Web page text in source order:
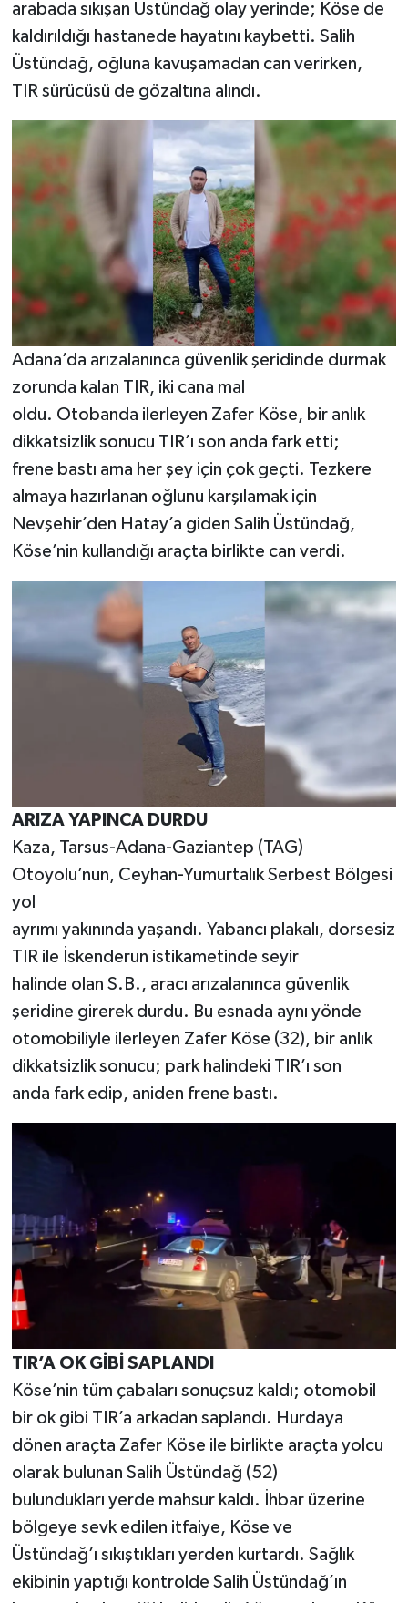
arabada sıkışan Üstündağ olay yerinde; Köse de
kaldırıldığı hastanede hayatını kaybetti. Salih
Üstündağ, oğluna kavuşamadan can verirken,
TIR sürücüsü de gözaltına alındı.
Adana’da arızalanınca güvenlik şeridinde durmak
zorunda kalan TIR, iki cana mal
oldu. Otobanda ilerleyen Zafer Köse, bir anlık
dikkatsizlik sonucu TIR’ı son anda fark etti;
frene bastı ama her şey için çok geçti. Tezkere
almaya hazırlanan oğlunu karşılamak için
Nevşehir’den Hatay’a giden Salih Üstündağ,
Köse’nin kullandığı araçta birlikte can verdi.
ARIZA YAPINCA DURDU
Kaza, Tarsus-Adana-Gaziantep (TAG)
Otoyolu’nun, Ceyhan-Yumurtalık Serbest Bölgesi
yol
ayrımı yakınında yaşandı. Yabancı plakalı, dorsesiz
TIR ile İskenderun istikametinde seyir
halinde olan S.B., aracı arızalanınca güvenlik
şeridine girerek durdu. Bu esnada aynı yönde
otomobiliyle ilerleyen Zafer Köse (32), bir anlık
dikkatsizlik sonucu; park halindeki TIR’ı son
anda fark edip, aniden frene bastı.
TIR’A OK GİBİ SAPLANDI
Köse’nin tüm çabaları sonuçsuz kaldı; otomobil
bir ok gibi TIR’a arkadan saplandı. Hurdaya
dönen araçta Zafer Köse ile birlikte araçta yolcu
olarak bulunan Salih Üstündağ (52)
bulundukları yerde mahsur kaldı. İhbar üzerine
bölgeye sevk edilen itfaiye, Köse ve
Üstündağ’ı sıkıştıkları yerden kurtardı. Sağlık
ekibinin yaptığı kontrolde Salih Üstündağ’ın